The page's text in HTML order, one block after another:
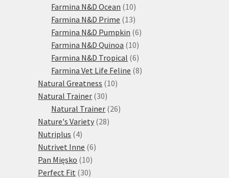
Farmina N&D Ocean 1010
produktů
Farmina N&D Prime 1313
produktů
Farmina N&D Pumpkin 66
Farmina N&D Quinoa 1010
produktů
Farmina N&D Tropical 66
produktů
Farmina Vet Life Feline 88
Natural Greatness 1010
Natural Trainer 3030
produktů
Natural Trainer 2626
Nature's Variety 2828
Nutriplus 44
produkty
Nutrivet Inne 66
Pan Mięsko 1010
produktů
Perfect Fit 3030